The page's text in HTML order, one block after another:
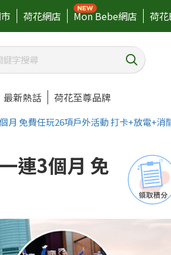
荷花網店 Mon Bebe網店 荷
最新熱話 荷花至尊品牌
月 免費任玩26項戶外活動 打卡+放電+消
連3個月 免